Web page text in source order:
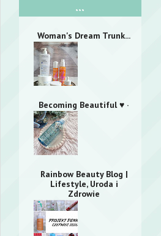
...
Woman's Dream Trunk...
Becoming Beautiful ♥ ·
Rainbow Beauty Blog |
Lifestyle, Uroda i
Zdrowie